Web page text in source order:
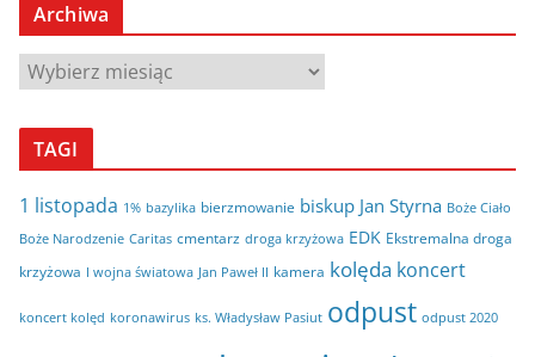
Archiwa
A
c
w
a
TAGI
1 listopada 1% bazylika bierzmowanie biskup Jan Styrna Boże Ciało
Boże Narodzenie Caritas cmentarz droga krzyżowa EDK Ekstremalna droga
krzyżowa I wojna światowa Jan Paweł II kamera kolęda koncert
koncert kolęd koronawirus ks. Władysław Pasiut odpust odpust 2020